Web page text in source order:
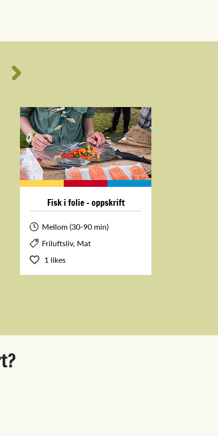
Fisk i folie - oppskrift
Mellom (30-90 min)
Friluftsliv, Mat
1 likes